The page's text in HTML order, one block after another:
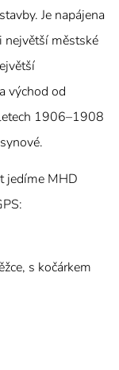
Je napájena
největší městské
východ od
1906–1908
jedíme MHD
s kočárkem